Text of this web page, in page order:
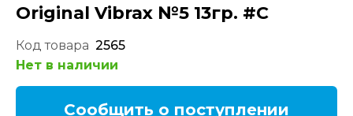
Original Vibrax №5 13гр. #C
Код товара 2565
Нет в наличии
Сообщить о поступлении